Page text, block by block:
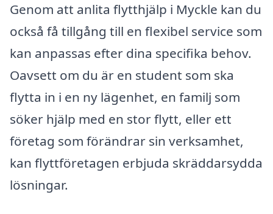
Genom att anlita flytthjälp i Myckle kan du
också få tillgång till en flexibel service som
kan anpassas efter dina specifika behov.
Oavsett om du är en student som ska
flytta in i en ny lägenhet, en familj som
söker hjälp med en stor flytt, eller ett
företag som förändrar sin verksamhet,
kan flyttföretagen erbjuda skräddarsydda
lösningar.